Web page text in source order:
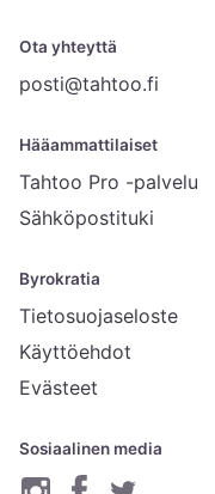
Ota yhteyttä
posti@tahtoo.fi
Hääammattilaiset
Tahtoo Pro -palvelu
Sähköpostituki
Byrokratia
Tietosuojaseloste
Käyttöehdot
Evästeet
Sosiaalinen media